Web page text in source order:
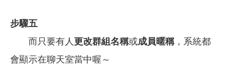
步驟五
而只要有人 更改群組名稱或成員暱稱，系統都
會顯示在聊天室當中喔～